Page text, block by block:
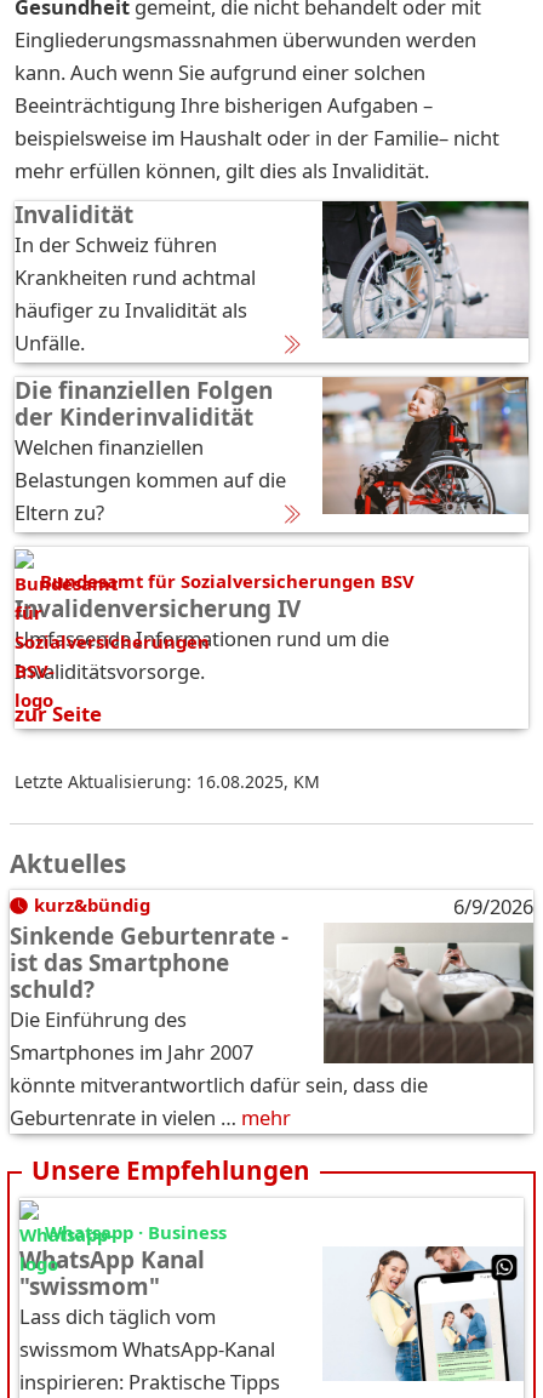
Gesundheit gemeint, die nicht behandelt oder mit
Eingliederungsmassnahmen überwunden werden
kann. Auch wenn Sie aufgrund einer solchen
Beeinträchtigung Ihre bisherigen Aufgaben –
beispielsweise im Haushalt oder in der Familie– nicht
mehr erfüllen können, gilt dies als Invalidität.
Invalidität
In der Schweiz führen
Krankheiten rund achtmal
häufiger zu Invalidität als
Unfälle.
Die finanziellen Folgen
der Kinderinvalidität
Welchen finanziellen
Belastungen kommen auf die
Eltern zu?
Bundesamt für Sozialversicherungen BSV
Invalidenversicherung IV
Umfassende Informationen rund um die
Invaliditätsvorsorge.
zur Seite
Letzte Aktualisierung: 16.08.2025, KM
Aktuelles
kurz&bündig 6/9/2026
Sinkende Geburtenrate -
ist das Smartphone
schuld?
Die Einführung des
Smartphones im Jahr 2007
könnte mitverantwortlich dafür sein, dass die
Geburtenrate in vielen … mehr
Unsere Empfehlungen
Whatsapp · Business
WhatsApp Kanal
"swissmom"
Lass dich täglich vom
swissmom WhatsApp-Kanal
inspirieren: Praktische Tipps